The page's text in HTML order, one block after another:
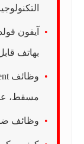
آيفون
بهاتف
مسقط،
وظائف